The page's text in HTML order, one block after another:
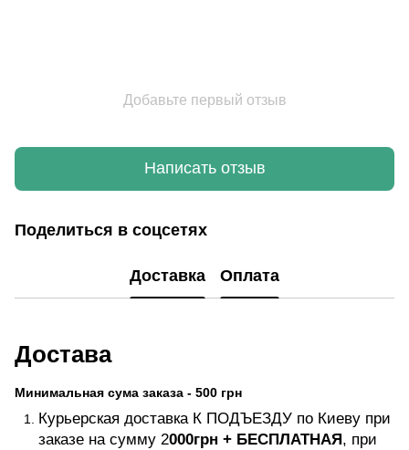
Добавьте первый отзыв
Написать отзыв
Поделиться в соцсетях
Доставка Оплата
Достава
Минимальная сума заказа - 500 грн
Курьерская доставка К ПОДЪЕЗДУ по Киеву при
заказе на сумму 2000грн + БЕСПЛАТНАЯ, при